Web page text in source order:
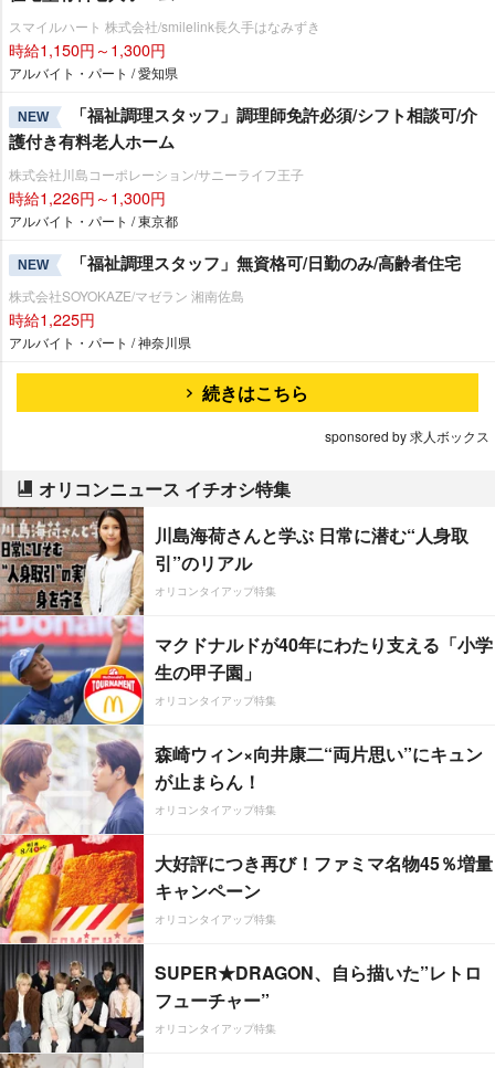
スマイルハート 株式会社/smilelink長久手はなみずき
時給1,150円～1,300円
アルバイト・パート / 愛知県
NEW
「福祉調理スタッフ」調理師免許必須/シフト相談可/介
護付き有料老人ホーム
株式会社川島コーポレーション/サニーライフ王子
時給1,226円～1,300円
アルバイト・パート / 東京都
NEW 「福祉調理スタッフ」無資格可/日勤のみ/高齢者住宅
株式会社SOYOKAZE/マゼラン 湘南佐島
時給1,225円
アルバイト・パート / 神奈川県
続きはこちら
sponsored by 求人ボックス
オリコンニュース イチオシ特集
川島海荷さんと学ぶ 日常に潜む“人身取
引”のリアル
オリコンタイアップ特集
マクドナルドが40年にわたり支える「小学
生の甲子園」
オリコンタイアップ特集
森崎ウィン×向井康二“両片思い”にキュン
が止まらん！
オリコンタイアップ特集
大好評につき再び！ファミマ名物45％増量
キャンペーン
オリコンタイアップ特集
SUPER★DRAGON、自ら描いた”レトロ
フューチャー”
オリコンタイアップ特集